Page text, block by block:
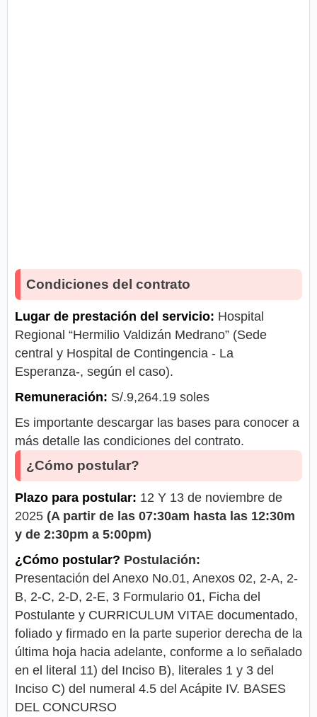
Condiciones del contrato
Lugar de prestación del servicio: Hospital
Regional “Hermilio Valdizán Medrano” (Sede
central y Hospital de Contingencia - La
Esperanza-, según el caso).
Remuneración: S/.9,264.19 soles
Es importante descargar las bases para conocer a
más detalle las condiciones del contrato.
¿Cómo postular?
Plazo para postular: 12 Y 13 de noviembre de
2025 (A partir de las 07:30am hasta las 12:30m
y de 2:30pm a 5:00pm)
¿Cómo postular? Postulación:
Presentación del Anexo No.01, Anexos 02, 2-A, 2-
B, 2-C, 2-D, 2-E, 3 Formulario 01, Ficha del
Postulante y CURRICULUM VITAE documentado,
foliado y firmado en la parte superior derecha de la
última hoja hacia adelante, conforme a lo señalado
en el literal 11) del Inciso B), literales 1 y 3 del
Inciso C) del numeral 4.5 del Acápite IV. BASES
DEL CONCURSO